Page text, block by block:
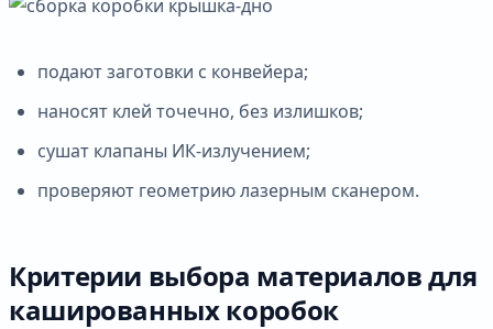
подают заготовки с конвейера;
наносят клей точечно, без излишков;
сушат клапаны ИК-излучением;
проверяют геометрию лазерным сканером.
Критерии выбора материалов для
кашированных коробок